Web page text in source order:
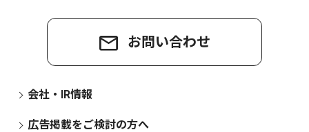
お問い合わせ
会社・IR情報
広告掲載をご検討の方へ